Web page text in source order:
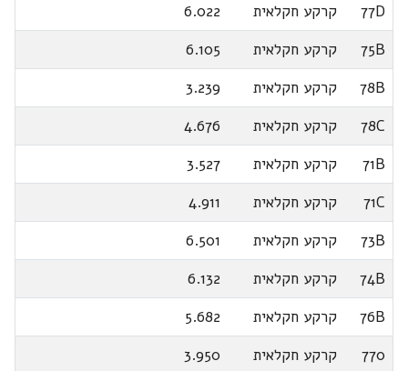
77D
קרקע חקלאית
6.022
75B
קרקע חקלאית
6.105
78B
קרקע חקלאית
3.239
78C
קרקע חקלאית
4.676
71B
קרקע חקלאית
3.527
71C
קרקע חקלאית
4.911
73B
קרקע חקלאית
6.501
74B
קרקע חקלאית
6.132
76B
קרקע חקלאית
5.682
770
קרקע חקלאית 3.950